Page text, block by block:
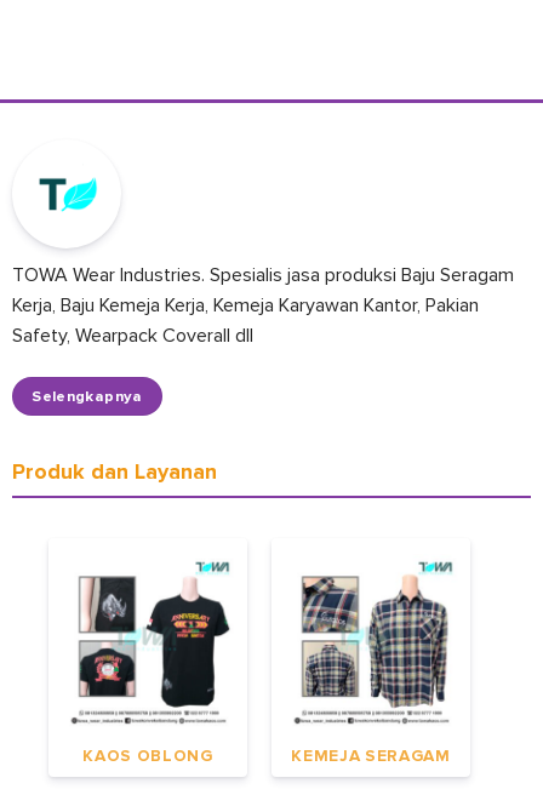
TOWA Wear Industries. Spesialis jasa produksi Baju Seragam
Kerja, Baju Kemeja Kerja, Kemeja Karyawan Kantor, Pakian
Safety, Wearpack Coverall dll
Selengkapnya
Produk dan Layanan
KAOS OBLONG KEMEJA SERAGAM